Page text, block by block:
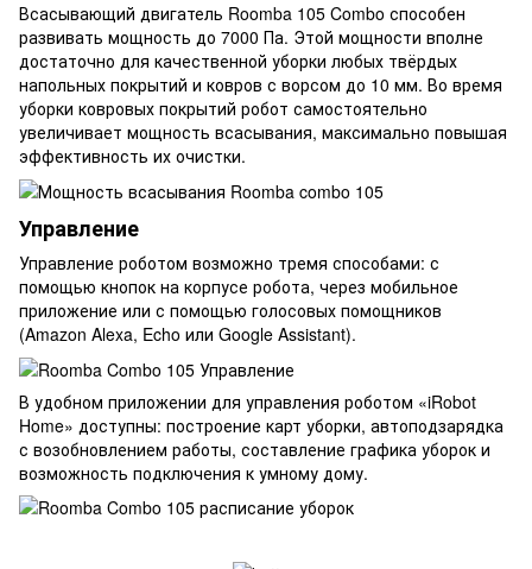
Всасывающий двигатель Roomba 105 Combo способен
развивать мощность до 7000 Па. Этой мощности вполне
достаточно для качественной уборки любых твёрдых
напольных покрытий и ковров с ворсом до 10 мм. Во время
уборки ковровых покрытий робот самостоятельно
увеличивает мощность всасывания, максимально повышая
эффективность их очистки.
Управление
Управление роботом возможно тремя способами: с
помощью кнопок на корпусе робота, через мобильное
приложение или с помощью голосовых помощников
(Amazon Alexa, Echo или Google Assistant).
В удобном приложении для управления роботом «iRobot
Home» доступны: построение карт уборки, автоподзарядка
с возобновлением работы, составление графика уборок и
возможность подключения к умному дому.